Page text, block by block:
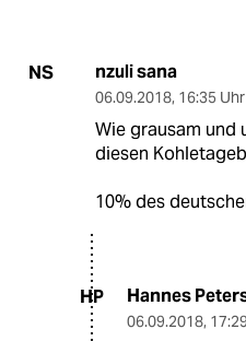
NS nzuli sana
06.09.2018, 16:35 Uhr
Wie grausam und
diesen
10% des
HP Hannes
06.09.2018,